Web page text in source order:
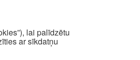
lai palīdzētu
ar sīkdatņu